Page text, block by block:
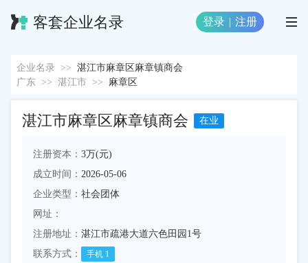
客套企业名录 登录 | 注册
企业名录 >> 湛江市麻章区麻章镇商会
广东
>> 湛江市 >> 麻章区
湛江市麻章区麻章镇商会 在业
注册资本： 3万(元)
成立时间： 2026-05-06
企业类型： 社会团体
网址：
注册地址： 湛江市疏港大道六色田园1号
联系方式：
手机 1